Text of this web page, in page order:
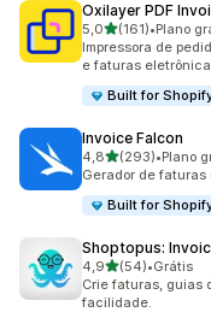
Oxilayer PDF
5,0de 5 estrelas
(161)
161 avaliações ao
•Plano
Impressora de
e faturas
Built for
Invoice Falcon
4,8de 5 estrelas
(293)
293 avaliações ao
•Plano
Gerador de faturas
Built for
Shoptopus:
4,9de 5 estrelas
(54)
54 avaliações ao
•Grátis
Crie faturas, guias
facilidade.